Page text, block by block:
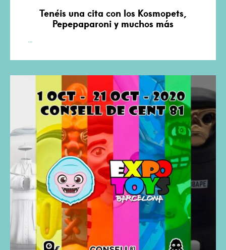
Tenéis una cita con los Kosmopets,
Pepepaparoni y muchos más
…
Art
Toy